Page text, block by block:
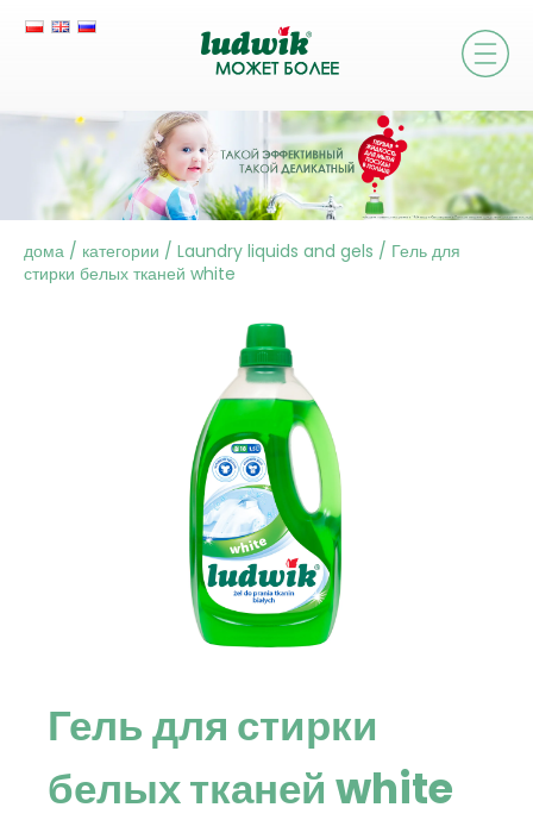
дома / категории / Laundry liquids and gels / Гель для
стирки белых тканей white
Гель для стирки
белых тканей white